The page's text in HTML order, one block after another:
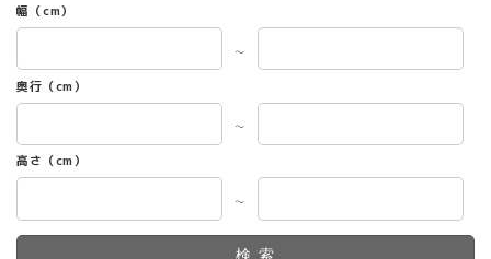
幅（cm）
～
奥行（cm）
～
高さ（cm）
～
検索